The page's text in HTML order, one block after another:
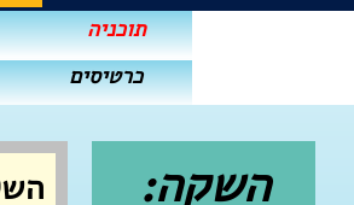
תוכניה
כרטיסים
השקה: